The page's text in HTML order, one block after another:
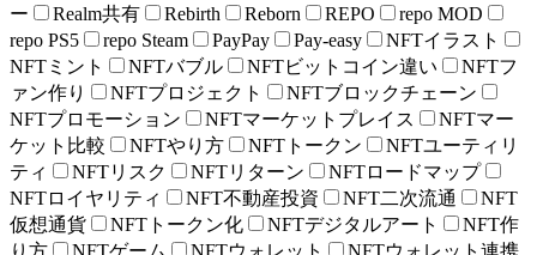
ー
Realm共有 Rebirth Reborn REPO
repo MOD
repo PS5
repo Steam PayPay Pay-easy
NFTイラスト
NFTミント
NFTバブル NFTビットコイン違い
NFTフ
ァン作り
NFTプロジェクト
NFTブロックチェーン
NFTプロモーション
NFTマーケットプレイス
NFTマー
ケット比較
NFTやり方 NFTトークン
NFTユーティリ
ティ
NFTリスク NFTリターン
NFTロードマップ
NFTロイヤリティ
NFT不動産投資 NFT二次流通
NFT
仮想通貨
NFTトークン化 NFTデジタルアート
NFT作